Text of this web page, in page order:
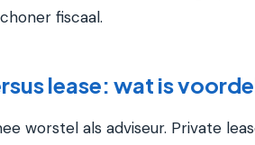
fiscaal.
lease: wat is
worstel als adviseur. Private